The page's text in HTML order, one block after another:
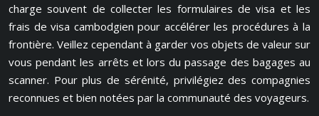
charge souvent de collecter les formulaires de visa et les
frais de visa cambodgien pour accélérer les procédures à la
frontière. Veillez cependant à garder vos objets de valeur sur
vous pendant les arrêts et lors du passage des bagages au
scanner. Pour plus de sérénité, privilégiez des compagnies
reconnues et bien notées par la communauté des voyageurs.